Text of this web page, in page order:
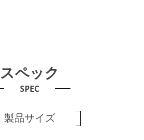
スペック
SPEC
製品サイズ